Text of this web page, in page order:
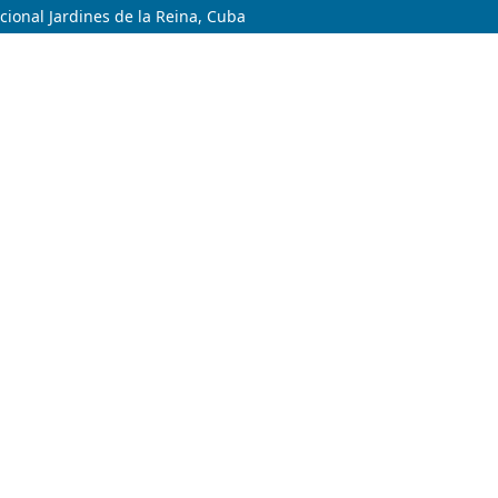
Jardines de la Reina, Cuba